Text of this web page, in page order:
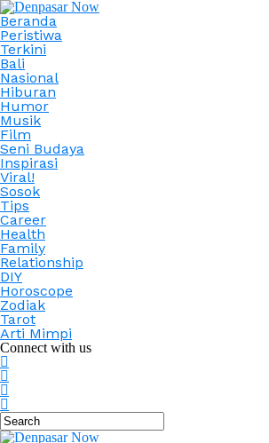
Beranda
Peristiwa
Terkini
Bali
Nasional
Hiburan
Humor
Musik
Film
Seni Budaya
Inspirasi
Viral!
Sosok
Tips
Career
Health
Family
Relationship
DIY
Horoscope
Zodiak
Tarot
Arti Mimpi
Connect with us